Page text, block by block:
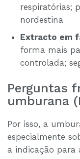
respiratórias;
nordestina
Extracto em
forma mais
controlada;
Perguntas
umburana
Por isso, a
especialmente
a indicação para